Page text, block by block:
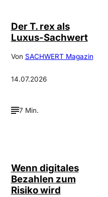
Der T. rex als
Luxus-Sachwert
Von SACHWERT Magazin
14.07.2026
7 Min.
Wenn digitales
Bezahlen zum
Risiko wird